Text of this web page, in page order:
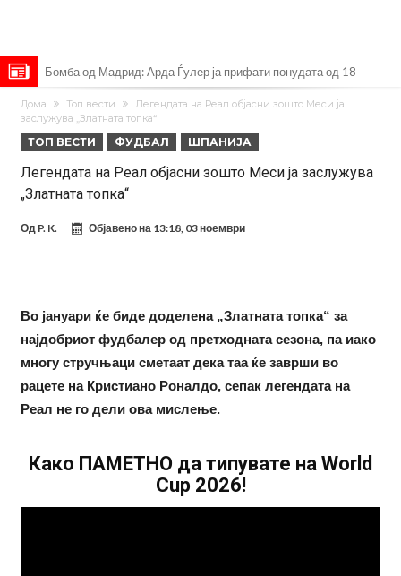
Трансфер од 150 милиони евра: Играчот се согласи, а сега
Ливерпул тргна на сè или ништо
Спалети разбра каков проблем има во тимот на Јувентус, па
одлучи веднаш да реагира!
(Видео) „Лудило“ во Мадрид: Алварез се враќа во градот,
„шпионите“ веќе се појавија
Вардар остана без тренер: Фабијани замина од клупата на
„црвено-црните“
Мурињо: Несреќникот ни дојде неподготвен во Мадрид
прифати најлудиот предизвик на кариерата – сам против
шестмина (Видео)
Меси, Нејмар и Суарез повторно заедно?!
Дома Топ вести
Легендата на Реал објасни зошто Меси ја
заслужува „Златната топка“
ТОП ВЕСТИ ФУДБАЛ ШПАНИЈА
Легендата на Реал објасни зошто Меси ја заслужува
„Златната топка“
Од P. K. Објавено на 13:18, 03 ноември
Во јануари ќе биде доделена „Златната топка“ за
најдобриот фудбалер од претходната сезона, па иако
многу стручњаци сметаат дека таа ќе заврши во
рацете на Кристиано Роналдо, сепак легендата на
Реал не го дели ова мислење.
Како ПАМЕТНО да типувате на World
Cup 2026!